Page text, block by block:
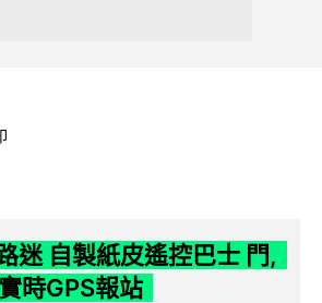
迷 自製紙皮遙控巴士 門,
時GPS報站